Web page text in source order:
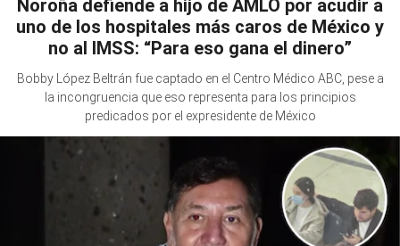
Noroña defiende a hijo de AMLO por acudir a
uno de los hospitales más caros de México y
no al IMSS: “Para eso gana el dinero”
Bobby López Beltrán fue captado en el Centro Médico ABC, pese a
la incongruencia que eso representa para los principios
predicados por el expresidente de México